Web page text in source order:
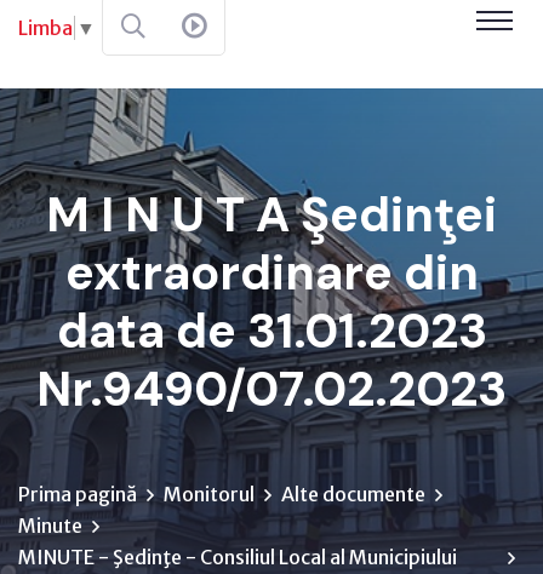
Limba ▼
M I N U T A Şedinţei
extraordinare din
data de 31.01.2023
Nr.9490/07.02.2023
Prima pagină Monitorul
Alte documente
Minute
MINUTE - Şedinţe - Consiliul Local al Municipiului